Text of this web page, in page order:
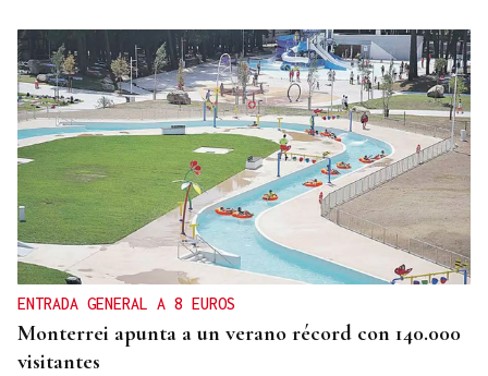
ENTRADA GENERAL A 8 EUROS
Monterrei apunta a un verano récord con 140.000
visitantes